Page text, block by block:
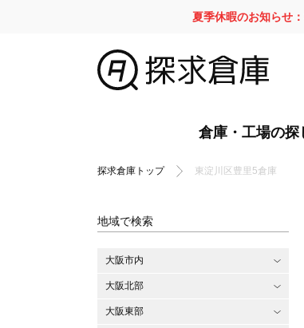
夏季休暇のお知らせ
倉庫・工場の探
探求倉庫トップ 東淀川区豊里5倉庫
地域で検索
大阪市内
大阪北部
大阪東部